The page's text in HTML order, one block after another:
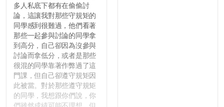
多人私底下都有在偷偷討
論，這讓我對那些守規矩的
同學感到很難過，他們看著
那些一起參與討論的同學拿
到高分，自己卻因為沒參與
討論而拿低分，或者是那些
很混的同學靠著作弊過了這
門課，但自己卻遵守規矩因
此被當。對於那些遵守規矩
的同學，我想跟你們說，你
們雖然成績可能不理想，但